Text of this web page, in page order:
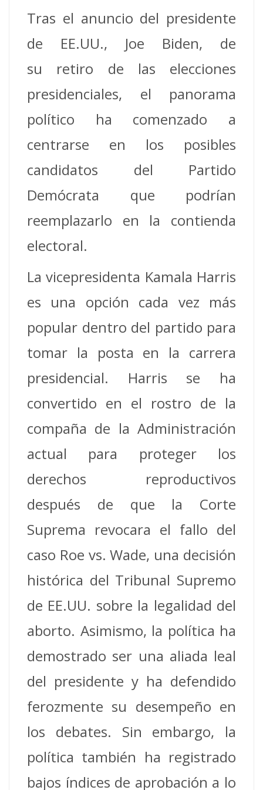
Tras el anuncio del presidente
de EE.UU., Joe Biden, de
su retiro de las elecciones
presidenciales, el panorama
político ha comenzado a
centrarse en los posibles
candidatos del Partido
Demócrata que podrían
reemplazarlo en la contienda
electoral.
La vicepresidenta Kamala Harris
es una opción cada vez más
popular dentro del partido para
tomar la posta en la carrera
presidencial. Harris se ha
convertido en el rostro de la
compaña de la Administración
actual para proteger los
derechos reproductivos
después de que la Corte
Suprema revocara el fallo del
caso Roe vs. Wade, una decisión
histórica del Tribunal Supremo
de EE.UU. sobre la legalidad del
aborto. Asimismo, la política ha
demostrado ser una aliada leal
del presidente y ha defendido
ferozmente su desempeño en
los debates. Sin embargo, la
política también ha registrado
bajos índices de aprobación a lo